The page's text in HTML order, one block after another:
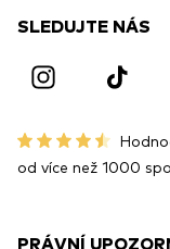
SLEDUJTE NÁS
od více než 1000
PRÁVNÍ